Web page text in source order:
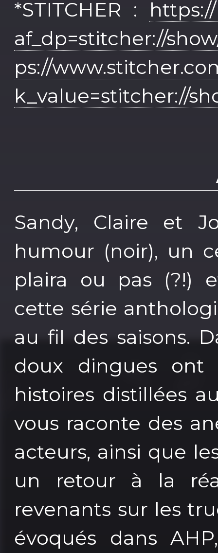
*STITCHER :
af_dp=stitcher://
ps://
k_value=stitcher://
Sandy, Claire et
humour (noir), un
plaira ou pas (?!)
cette série
au fil des saisons.
doux dingues ont
histoires distillées
vous raconte des
acteurs, ainsi que
un retour à la
revenants sur les
évoqués dans